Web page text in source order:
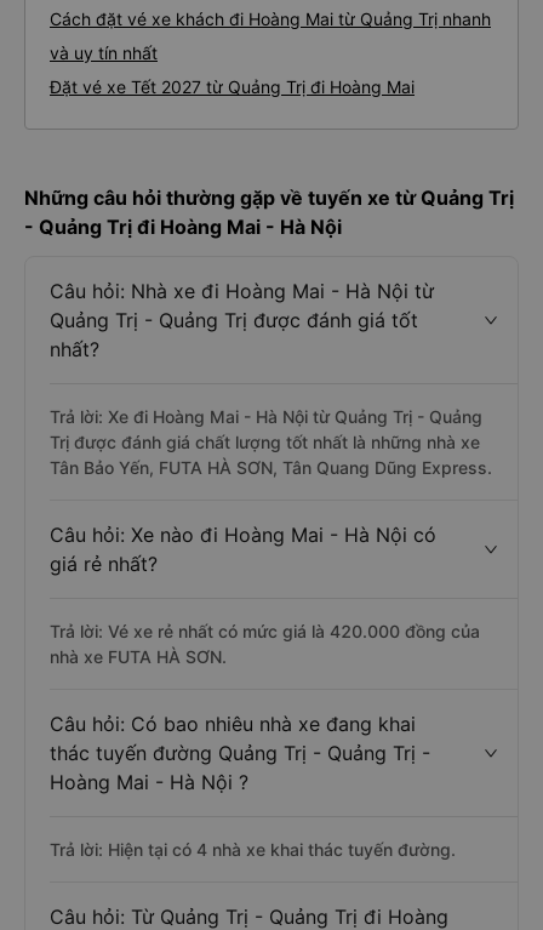
Cách đặt vé xe khách đi Hoàng Mai từ Quảng Trị nhanh
và uy tín nhất
Đặt vé xe Tết 2027 từ Quảng Trị đi Hoàng Mai
Những câu hỏi thường gặp về tuyến xe từ Quảng Trị
- Quảng Trị đi Hoàng Mai - Hà Nội
Câu hỏi: Nhà xe đi Hoàng Mai - Hà Nội từ
Quảng Trị - Quảng Trị được đánh giá tốt
nhất?
Trả lời: Xe đi Hoàng Mai - Hà Nội từ Quảng Trị - Quảng
Trị được đánh giá chất lượng tốt nhất là những nhà xe
Tân Bảo Yến, FUTA HÀ SƠN, Tân Quang Dũng Express.
Câu hỏi: Xe nào đi Hoàng Mai - Hà Nội có
giá rẻ nhất?
Trả lời: Vé xe rẻ nhất có mức giá là 420.000 đồng của
nhà xe FUTA HÀ SƠN.
Câu hỏi: Có bao nhiêu nhà xe đang khai
thác tuyến đường Quảng Trị - Quảng Trị -
Hoàng Mai - Hà Nội ?
Trả lời: Hiện tại có 4 nhà xe khai thác tuyến đường.
Câu hỏi: Từ Quảng Trị - Quảng Trị đi Hoàng